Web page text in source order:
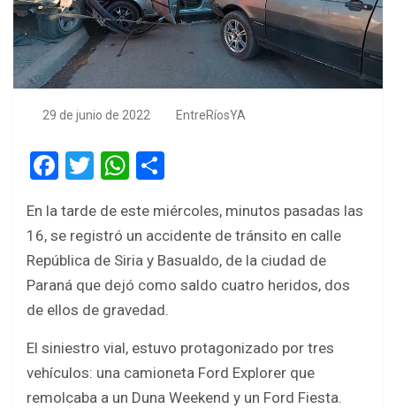
29 de junio de 2022 EntreRíosYA
F
ce
b
o
o
k
T
tt
er
W
at
s
A
p
ar
e
En la tarde de este miércoles, minutos pasadas las
16, se registró un accidente de tránsito en calle
República de Siria y Basualdo, de la ciudad de
Paraná que dejó como saldo cuatro heridos, dos
de ellos de gravedad.
El siniestro vial, estuvo protagonizado por tres
vehículos: una camioneta Ford Explorer que
remolcaba a un Duna Weekend y un Ford Fiesta.